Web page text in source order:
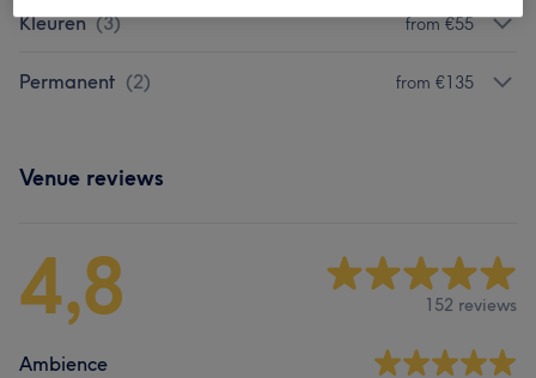
Kleuren (3) from €55
Permanent (2) from €135
Venue reviews
4,8 152 reviews
Ambience